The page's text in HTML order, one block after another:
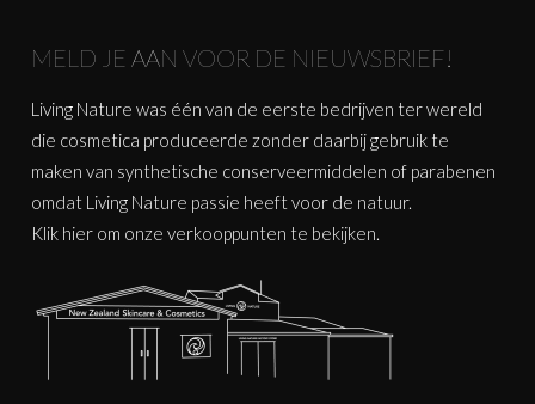
MELD JE AAN VOOR DE NIEUWSBRIEF!
Living Nature was één van de eerste bedrijven ter wereld
die cosmetica produceerde zonder daarbij gebruik te
maken van synthetische conserveermiddelen of parabenen
omdat Living Nature passie heeft voor de natuur.
Klik hier om onze verkooppunten te bekijken.